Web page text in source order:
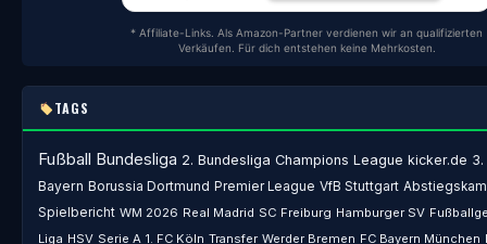
* Affiliate-Links. Als Amazon-Partner verdienen wir an qualifizierten
Verkäufen. Für dich entstehen keine Mehrkosten.
TAGS
Fußball Bundesliga 2. Bundesliga Champions League kicker.de 3.
Bayern Borussia Dortmund Premier League VfB Stuttgart
Spielbericht WM 2026 Real Madrid SC Freiburg Hamburger SV
Liga HSV Serie A 1. FC Köln Transfer Werder Bremen FC Bayern München